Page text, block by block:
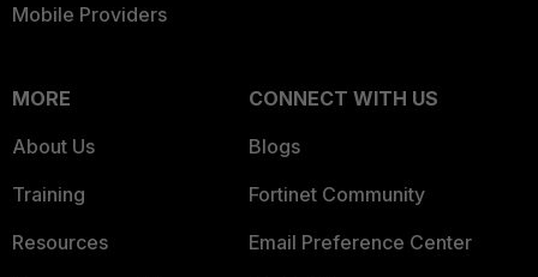
Mobile Providers
MORE
About Us
Training
Resources
CONNECT WITH US
Blogs
Fortinet Community
Email Preference Center